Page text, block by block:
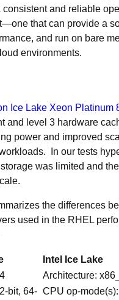
and reliable
that can provide a
and run on bare
environments.
Ice Lake Xeon Platinum
and level 3 hardware
power and improved
In our tests
was limited and
the differences
used in the RHEL
Intel Ice Lake
Architecture:
bit, 64- CPU op-